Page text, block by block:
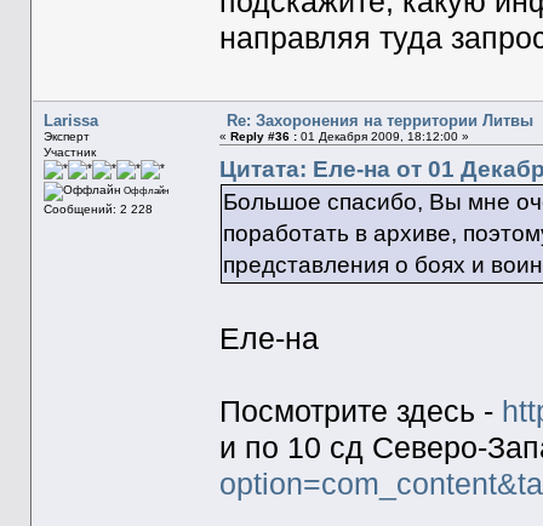
направляя туда
Larissa
Эксперт
Участник
Оффлайн
Сообщений: 2 228
Re: Захоронения на территории Литвы
« Reply #36 :01 Декабря 2009, 18:12:00 »
Цитата: Еле-на от 01
Большое спасибо, Вы мне
поработать в архиве,
представления о боях и
Еле-на
Посмотрите здесь -
и по 10 сд Северо-